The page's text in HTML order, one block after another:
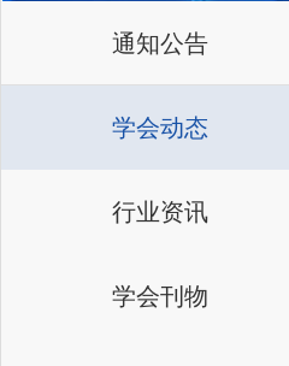
通知公告
学会动态
行业资讯
学会刊物